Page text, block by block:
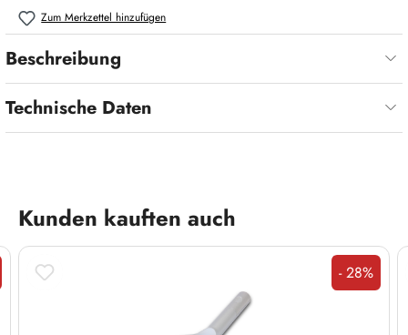
Zum Merkzettel hinzufügen
Beschreibung
Technische Daten
Produktgalerie überspringen
Kunden kauften auch
Rabatt
- 28%